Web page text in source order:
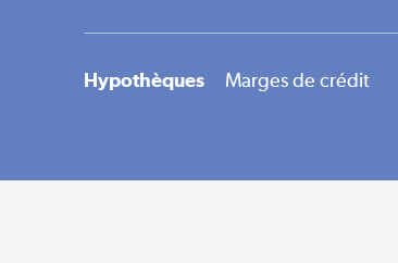
Hypothèques Marges de crédit